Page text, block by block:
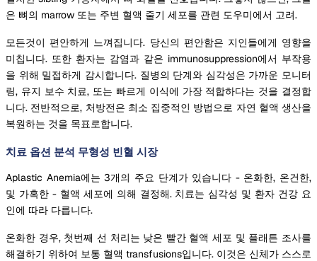
은 뼈의 marrow 또는 주변 혈액 줄기 세포를 관련 도우미에서 고려.
모든것이 편안하게 느껴집니다. 당신의 편안함은 지인들에게 영향을
미칩니다. 또한 환자는 감염과 같은 immunosuppression에서 부작용
을 위해 밀접하게 감시합니다. 질병의 단계와 심각성은 가까운 모니터
링, 유지 보수 치료, 또는 빠르게 이식에 가장 적합하다는 것을 결정합
니다. 전반적으로, 처방전은 최소 집중적인 방법으로 자연 혈액 생산을
복원하는 것을 목표로합니다.
치료 옵션 분석 무형성 빈혈 시장
Aplastic Anemia에는 3개의 주요 단계가 있습니다 - 온화한, 온건한,
및 가혹한 - 혈액 세포에 의해 결정해. 치료는 심각성 및 환자 건강 요
인에 따라 다릅니다.
온화한 경우, 첫번째 선 처리는 낮은 빨간 혈액 세포 및 플래튼 조사를
해결하기 위하여 보통 혈액 transfusions입니다. 이것은 신체가 스스로